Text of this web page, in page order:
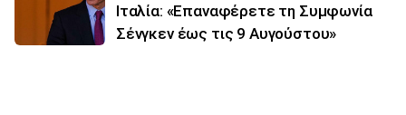
Ιταλία: «Επαναφέρετε τη Συμφωνία
Σένγκεν έως τις 9 Αυγούστου»